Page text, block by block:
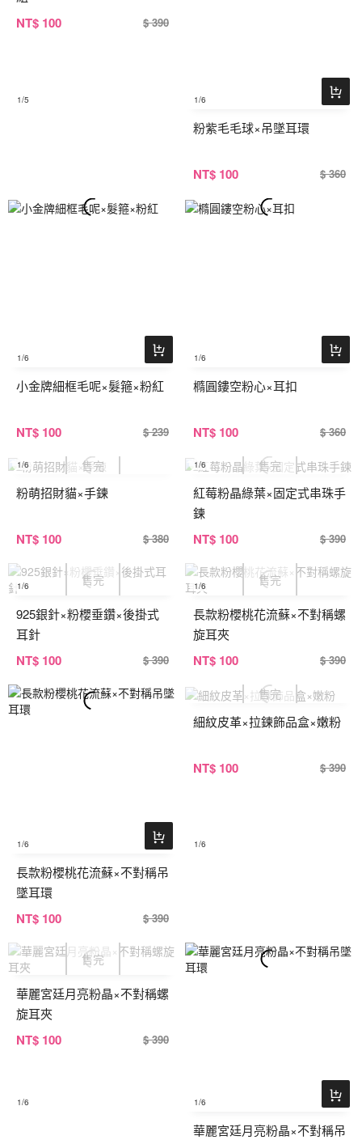
1/5
NT$ 100 $ 390
1/6
粉紫毛毛球×吊墜耳環
NT$ 100 $ 360
1/6
小金牌細框毛呢×髮箍×粉紅
NT$ 100 $ 239
1/6
橢圓鏤空粉心×耳扣
NT$ 100 $ 360
1/6
粉萌招財貓×手鍊
NT$ 100 $ 380
1/6
紅莓粉晶綠葉×固定式串珠手
鍊
NT$ 100 $ 390
1/6
925銀針×粉櫻垂鑽×後掛式
耳針
NT$ 100 $ 390
1/6
長款粉櫻桃花流蘇×不對稱螺
旋耳夾
NT$ 100 $ 390
1/6
長款粉櫻桃花流蘇×不對稱吊
墜耳環
NT$ 100 $ 390
1/6
細紋皮革×拉鍊飾品盒×嫩粉
NT$ 100 $ 390
1/6
華麗宮廷月亮粉晶×不對稱螺
旋耳夾
NT$ 100 $ 390
1/6
華麗宮廷月亮粉晶×不對稱吊